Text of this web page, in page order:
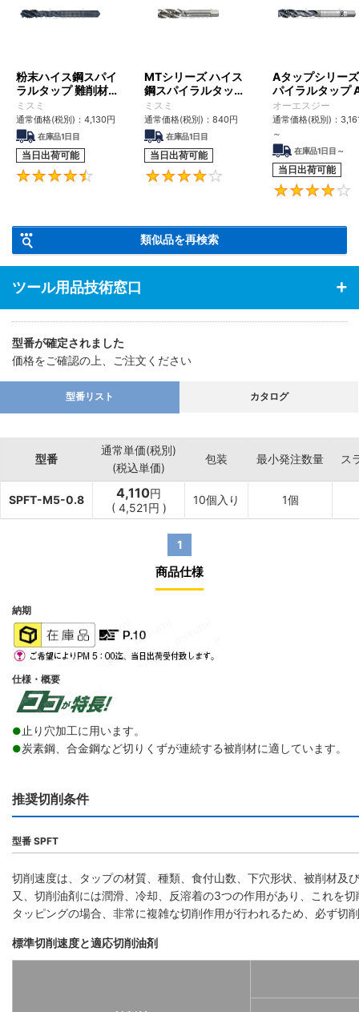
粉末ハイス鋼スパイ
ラルタップ 難削材対
応
ミスミ
通常価格(税別)： 4,130円
在庫品1日目
当日出荷可能
4.4
MTシリーズ ハイス
鋼スパイラルタップ
MT-SPFT
ミスミ
通常価格(税別)： 840円
在庫品1日目
当日出荷可能
4.2
Aタップシリー
パイラルタップ
SFT
オーエスジー
通常価格(税別)：
～
在庫品1日目～
当日出荷可能
類似品を再検索
ツール用品技術窓口
型番が確定されました
価格をご確認の上、ご注文ください
型番リスト カタログ
型番
通常単価(税別)
(税込単価)
包装 最小発注数量 ス
SPFT-M5-0.8 4,110円
( 4,521円 )
10個入り 1個
1
商品仕様
納期
仕様・概要
● 止り穴加工に用います。
●炭素鋼、合金鋼など切りくずが連続する被削材に適しています。
推奨切削条件
型番 SPFT
切削速度は、タップの材質、種類、食付山数、下穴形状、被削材及
又、切削油剤には潤滑、冷却、反溶着の3つの作用があり、これを
タッピングの場合、非常に複雑な切削作用が行われるため、必ず切
標準切削速度と適応切削油剤